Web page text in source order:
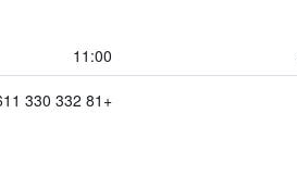
11:00
+81 332 330 611